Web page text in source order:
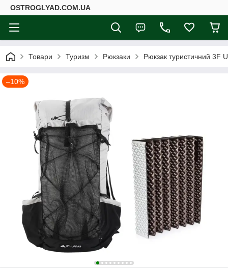
ОSTROGLYAD.СOM.UA
Товари Туризм Рюкзаки Рюкзак туристичний 3F
–10%